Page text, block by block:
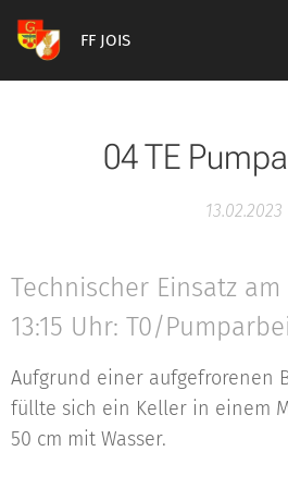
FF JOIS
04 TE
13.02.2023
Technischer Einsatz am
13:15 Uhr: T0/
Aufgrund einer aufgefrorenen
füllte sich ein Keller in einem
50 cm mit Wasser.